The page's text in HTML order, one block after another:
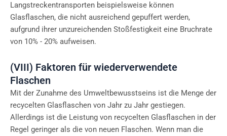
Langstreckentransporten beispielsweise können
Glasflaschen, die nicht ausreichend gepuffert werden,
aufgrund ihrer unzureichenden Stoßfestigkeit eine Bruchrate
von 10% - 20% aufweisen.
(VIII) Faktoren für wiederverwendete
Flaschen
Mit der Zunahme des Umweltbewusstseins ist die Menge der
recycelten Glasflaschen von Jahr zu Jahr gestiegen.
Allerdings ist die Leistung von recycelten Glasflaschen in der
Regel geringer als die von neuen Flaschen. Wenn man die